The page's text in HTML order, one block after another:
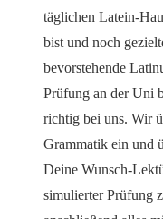
täglichen Latein-
bist und noch
bevorstehende
Prüfung an der Uni
richtig bei uns. Wir
Grammatik ein und
Deine Wunsch-
simulierter Prüfung